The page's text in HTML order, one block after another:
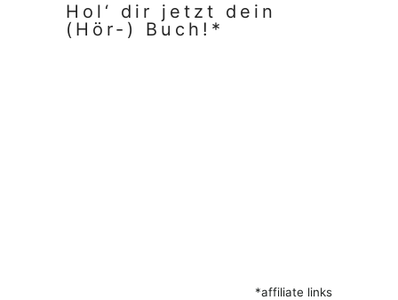
Hol‘ dir jetzt dein
(Hör-) Buch!*
*affiliate links